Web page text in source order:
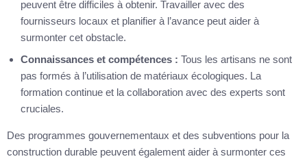
peuvent être difficiles à obtenir. Travailler avec des
fournisseurs locaux et planifier à l’avance peut aider à
surmonter cet obstacle.
Connaissances et compétences : Tous les artisans ne sont
pas formés à l’utilisation de matériaux écologiques. La
formation continue et la collaboration avec des experts sont
cruciales.
Des programmes gouvernementaux et des subventions pour la
construction durable peuvent également aider à surmonter ces